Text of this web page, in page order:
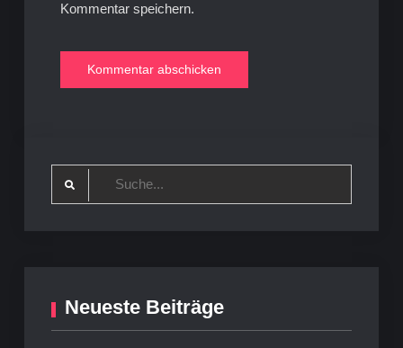
Kommentar speichern.
Neueste Beiträge